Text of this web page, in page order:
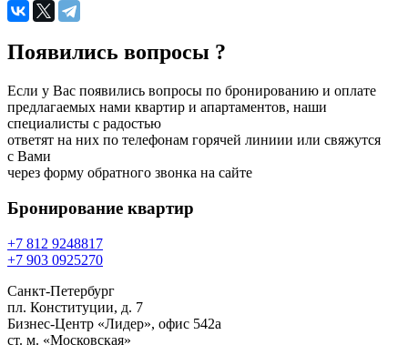
Появились вопросы ?
Если у Вас появились вопросы по бронированию и оплате
предлагаемых нами квартир и апартаментов, наши
специалисты с радостью
ответят на них по телефонам горячей линиии или свяжутся
с Вами
через форму обратного звонка на сайте
Бронирование квартир
+7 812 9248817
+7 903 0925270
Санкт-Петербург
пл. Конституции, д. 7
Бизнес-Центр «Лидер», офис 542a
ст. м. «Московская»